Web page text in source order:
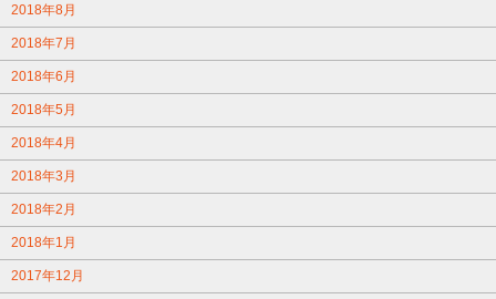
2018年8月
2018年7月
2018年6月
2018年5月
2018年4月
2018年3月
2018年2月
2018年1月
2017年12月